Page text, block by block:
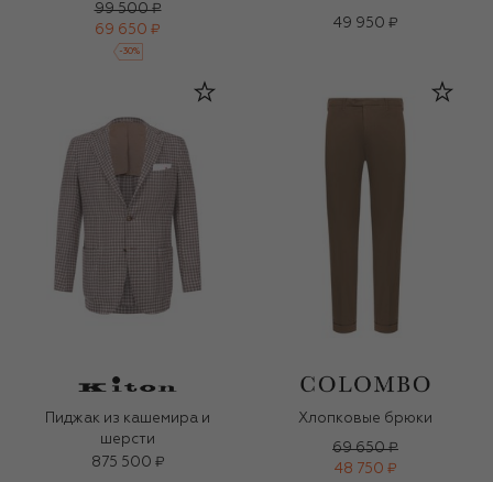
99 500 ₽
69 650 ₽
-30%
49 950 ₽
Пиджак из кашемира и
шерсти
875 500 ₽
Хлопковые брюки
69 650 ₽
48 750 ₽